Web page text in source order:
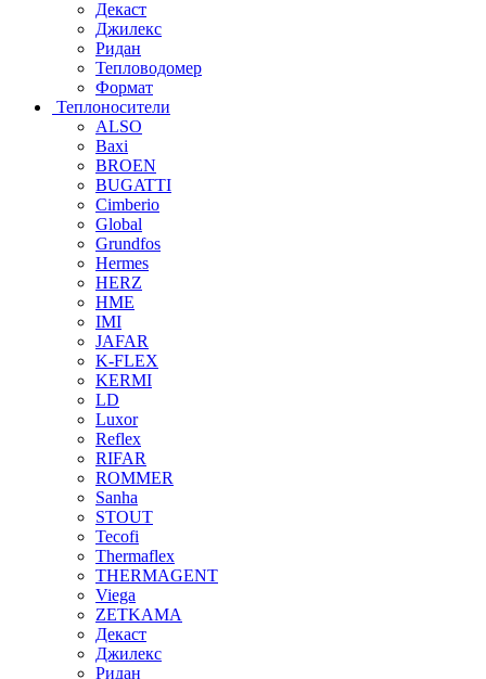
Декаст
Джилекс
Ридан
Тепловодомер
Формат
Теплоносители
ALSO
Baxi
BROEN
BUGATTI
Cimberio
Global
Grundfos
Hermes
HERZ
HME
IMI
JAFAR
K-FLEX
KERMI
LD
Luxor
Reflex
RIFAR
ROMMER
Sanha
STOUT
Tecofi
Thermaflex
THERMAGENT
Viega
ZETKAMA
Декаст
Джилекс
Ридан